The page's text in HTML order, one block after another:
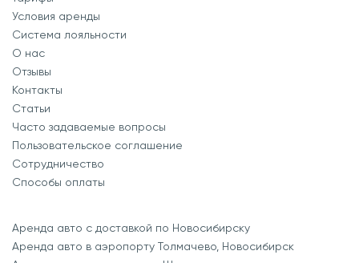
Условия аренды
Система лояльности
О нас
Отзывы
Контакты
Статьи
Часто задаваемые вопросы
Пользовательское соглашение
Сотрудничество
Способы оплаты
Аренда авто с доставкой по Новосибирску
Аренда авто в аэропорту Толмачево, Новосибирск